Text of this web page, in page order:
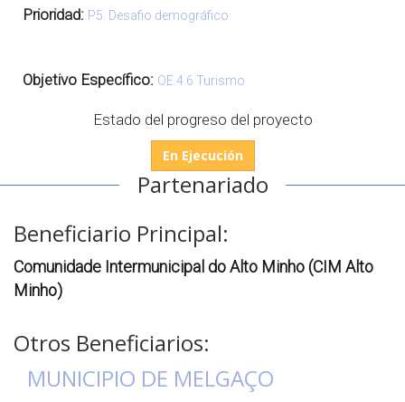
Prioridad: P5. Desafio demográfico
Objetivo Específico: OE 4.6 Turismo
Estado del progreso del proyecto
En Ejecución
Partenariado
Beneficiario Principal:
Comunidade Intermunicipal do Alto Minho (CIM Alto
Minho)
Otros Beneficiarios:
MUNICIPIO DE MELGAÇO